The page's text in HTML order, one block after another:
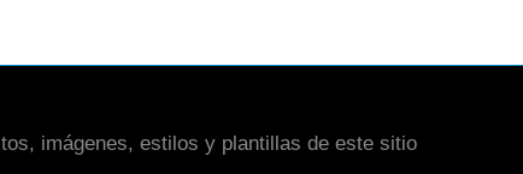
imágenes, estilos y plantillas de este sitio